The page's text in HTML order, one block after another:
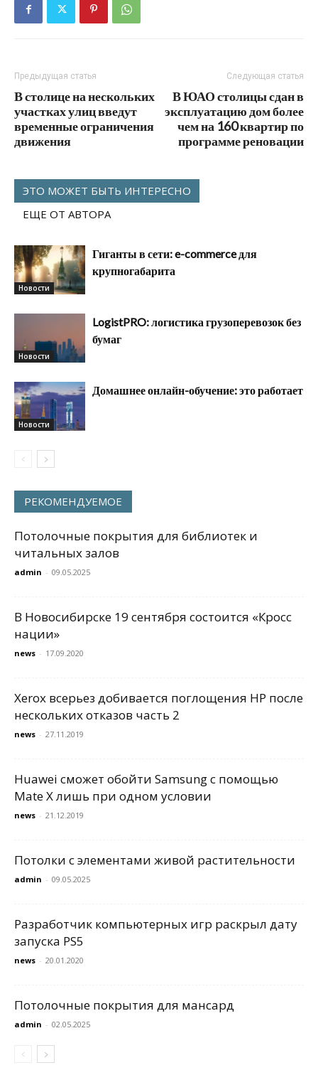
Предыдущая статья
В столице на нескольких
участках улиц введут
временные ограничения
движения
Следующая статья
В ЮАО столицы сдан в
эксплуатацию дом более
чем на 160 квартир по
программе реновации
ЭТО МОЖЕТ БЫТЬ ИНТЕРЕСНО
ЕЩЕ ОТ АВТОРА
Новости
Гиганты в сети: e-commerce для
крупногабарита
Новости
LogistPRO: логистика грузоперевозок без
бумаг
Новости
Домашнее онлайн-обучение: это работает
РЕКОМЕНДУЕМОЕ
Потолочные покрытия для библиотек и
читальных залов
admin - 09.05.2025
В Новосибирске 19 сентября состоится «Кросс
нации»
news - 17.09.2020
Xerox всерьез добивается поглощения HP после
нескольких отказов часть 2
news - 27.11.2019
Huawei сможет обойти Samsung с помощью
Mate X лишь при одном условии
news - 21.12.2019
Потолки с элементами живой растительности
admin - 09.05.2025
Разработчик компьютерных игр раскрыл дату
запуска PS5
news - 20.01.2020
Потолочные покрытия для мансард
admin - 02.05.2025